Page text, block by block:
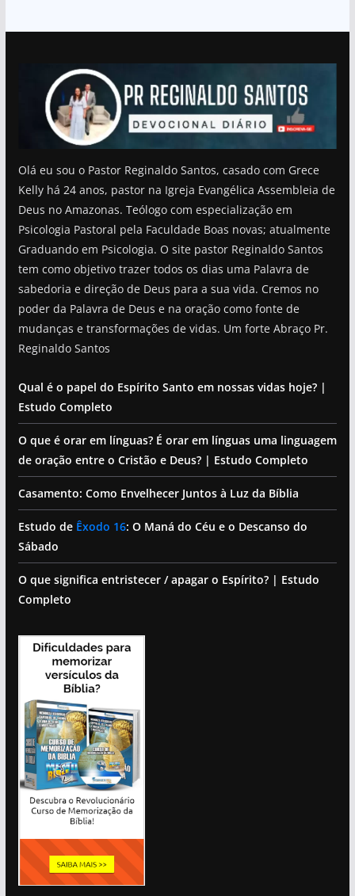
Olá eu sou o Pastor Reginaldo Santos, casado com Grece
Kelly há 24 anos, pastor na Igreja Evangélica Assembleia de
Deus no Amazonas. Teólogo com especialização em
Psicologia Pastoral pela Faculdade Boas novas; atualmente
Graduando em Psicologia. O site pastor Reginaldo Santos
tem como objetivo trazer todos os dias uma Palavra de
sabedoria e direção de Deus para a sua vida. Cremos no
poder da Palavra de Deus e na oração como fonte de
mudanças e transformações de vidas. Um forte Abraço Pr.
Reginaldo Santos
Qual é o papel do Espírito Santo em nossas vidas hoje? |
Estudo Completo
O que é orar em línguas? É orar em línguas uma linguagem
de oração entre o Cristão e Deus? | Estudo Completo
Casamento: Como Envelhecer Juntos à Luz da Bíblia
Estudo de Êxodo 16: O Maná do Céu e o Descanso do
Sábado
O que significa entristecer / apagar o Espírito? | Estudo
Completo